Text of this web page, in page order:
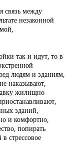
связь между
незаконной
так и идут, то в
людям и зданиям,
наказывают,
жилищно-
зданий,
и комфортно,
попирать
в стрессовое